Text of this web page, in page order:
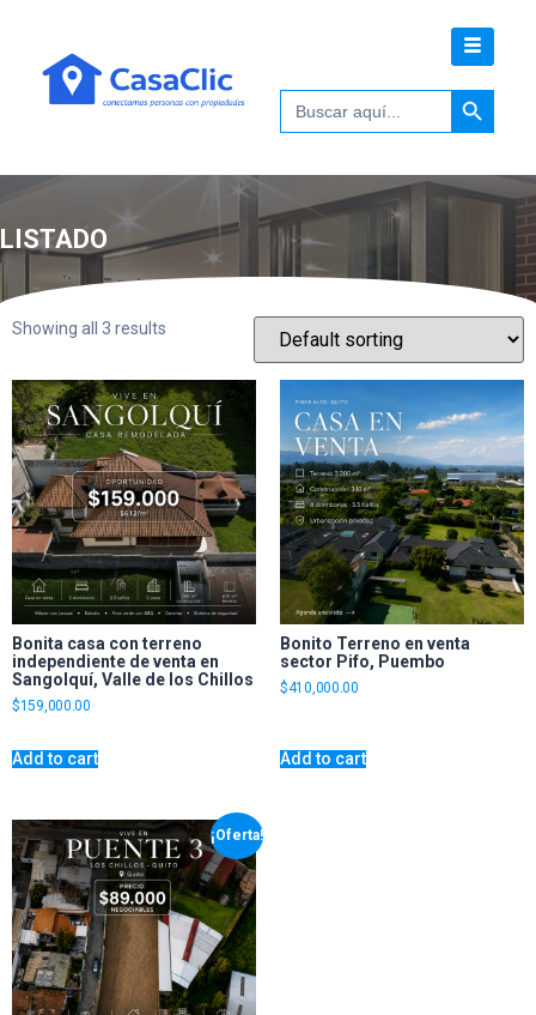
Buscar: Botón de
LISTADO
Showing all 3 results
Bonita casa con terreno
independiente de venta en
Sangolquí, Valle de los Chillos
$159,000.00
Add to cart
Bonito Terreno en venta
sector Pifo, Puembo
$410,000.00
Add to cart
¡Oferta!